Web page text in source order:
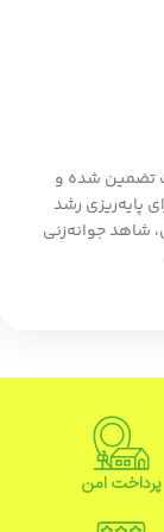
تضمین شده و
پایه‌ریزی رشد
شاهد جوانه‌زنی
پرداخت امن